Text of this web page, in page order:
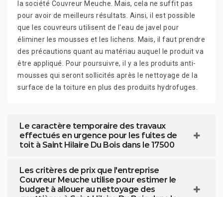
la société Couvreur Meuche. Mais, cela ne suffit pas
pour avoir de meilleurs résultats. Ainsi, il est possible
que les couvreurs utilisent de l'eau de javel pour
éliminer les mousses et les lichens. Mais, il faut prendre
des précautions quant au matériau auquel le produit va
être appliqué. Pour poursuivre, il y a les produits anti-
mousses qui seront sollicités après le nettoyage de la
surface de la toiture en plus des produits hydrofuges.
Le caractère temporaire des travaux
effectués en urgence pour les fuites de
toit à Saint Hilaire Du Bois dans le 17500
Les critères de prix que l'entreprise
Couvreur Meuche utilise pour estimer le
budget à allouer au nettoyage des